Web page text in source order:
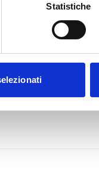
Statistiche